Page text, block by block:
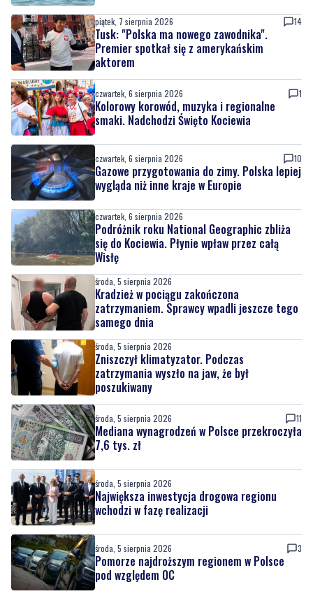
piątek, 7 sierpnia 2026 14
Tusk: "Polska ma nowego zawodnika".
Premier spotkał się z amerykańskim
aktorem
czwartek, 6 sierpnia 2026 1
Kolorowy korowód, muzyka i regionalne
smaki. Nadchodzi Święto Kociewia
czwartek, 6 sierpnia 2026 10
Gazowe przygotowania do zimy. Polska lepiej
wygląda niż inne kraje w Europie
czwartek, 6 sierpnia 2026
Podróżnik roku National Geographic zbliża
się do Kociewia. Płynie wpław przez całą
Wisłę
środa, 5 sierpnia 2026
Kradzież w pociągu zakończona
zatrzymaniem. Sprawcy wpadli jeszcze tego
samego dnia
środa, 5 sierpnia 2026
Zniszczył klimatyzator. Podczas
zatrzymania wyszło na jaw, że był
poszukiwany
środa, 5 sierpnia 2026 11
Mediana wynagrodzeń w Polsce przekroczyła
7,6 tys. zł
środa, 5 sierpnia 2026
Największa inwestycja drogowa regionu
wchodzi w fazę realizacji
środa, 5 sierpnia 2026 3
Pomorze najdroższym regionem w Polsce
pod względem OC